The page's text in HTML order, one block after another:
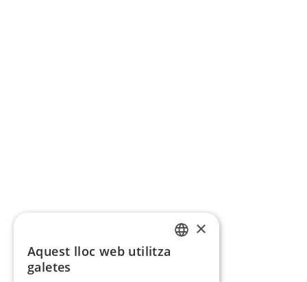
×
Aquest lloc web utilitza
galetes